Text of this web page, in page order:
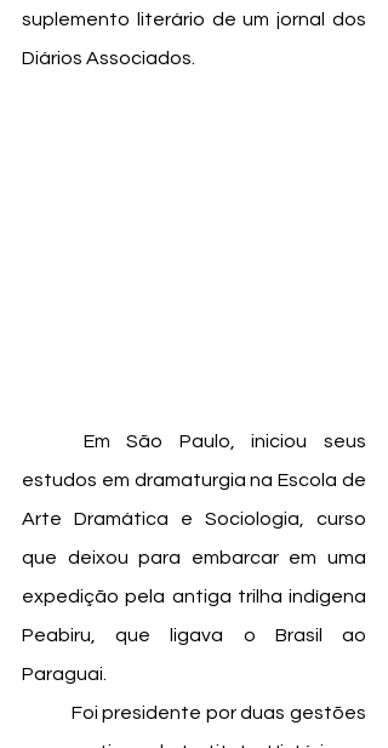
suplemento literário de um jornal dos
Diários Associados.
estudos em dramaturgia na Escola de
Arte Dramática e Sociologia, curso
que deixou para embarcar em uma
expedição pela antiga trilha indígena
Peabiru, que ligava o Brasil ao
Paraguai.